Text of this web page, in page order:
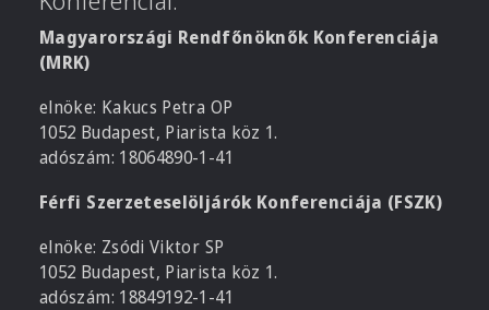
Magyarországi Rendfőnöknők Konferenciája
(MRK)
elnöke: Kakucs Petra OP
1052 Budapest, Piarista köz 1.
adószám: 18064890-1-41
Férfi Szerzeteselöljárók Konferenciája (FSZK)
elnöke: Zsódi Viktor SP
1052 Budapest, Piarista köz 1.
adószám: 18849192-1-41